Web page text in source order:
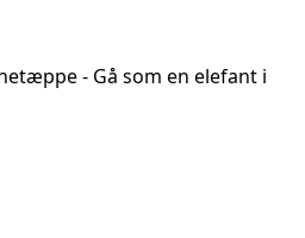
- Gå som en elefant i